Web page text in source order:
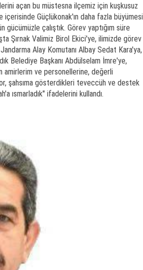
açan bu müstesna ilçemiz için kuşkusuz
içerisinde Güçlükonak'ın daha fazla büyümesi
gücümüzle çalıştık. Görev yaptığım süre
Şırnak Valimiz Birol Ekici'ye, ilimizde görev
Alay Komutanı Albay Sedat Kara'ya,
Belediye Başkanı Abdülselam İmre'ye,
amirlerim ve personellerine, değerli
şahsıma gösterdikleri teveccüh ve destek
ısmarladık" ifadelerini kullandı.